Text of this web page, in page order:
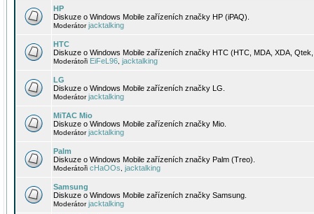
HP
Diskuze o Windows Mobile zařízeních značky HP (iPAQ).
Moderátorjacktalking
HTC
Diskuze o Windows Mobile zařízeních značky HTC (HTC, MDA, XDA,
Moderátoři EiFeL96 jacktalking
LG
Diskuze o Windows Mobile zařízeních značky LG.
Moderátorjacktalking
MiTAC Mio
Diskuze o Windows Mobile zařízeních značky Mio.
Moderátorjacktalking
Palm
Diskuze o Windows Mobile zařízeních značky Palm (Treo).
Moderátoři cHaOOs jacktalking
Samsung
Diskuze o Windows Mobile zařízeních značky Samsung.
Moderátorjacktalking